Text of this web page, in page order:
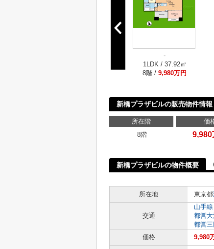
-
1LDK / 37.92㎡
8階 / 9,980万円
新橋プラザビルの販売物件情報
所在階 価
8階
9,980
新橋プラザビルの物件概要
所在地
東京都
交通
山手線
都営
都営
価格
9,980